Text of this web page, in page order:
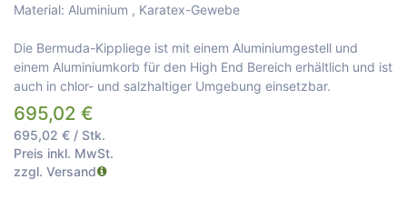
Material: Aluminium , Karatex-Gewebe
Die Bermuda-Kippliege ist mit einem Aluminiumgestell und
einem Aluminiumkorb für den High End Bereich erhältlich und ist
auch in chlor- und salzhaltiger Umgebung einsetzbar.
695,02 €
695,02 € / Stk.
Preis inkl. MwSt.
zzgl. Versand